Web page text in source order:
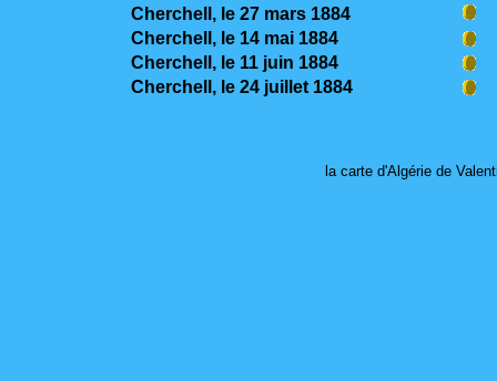
Cherchell, le 27 mars 1884
Cherchell, le 14 mai 1884
Cherchell, le 11 juin 1884
Cherchell, le 24 juillet 1884
la carte d'Algérie de